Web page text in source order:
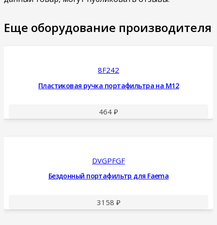
Еще оборудование производителя
8F242
Пластиковая ручка портафильтра на M12
464 ₽
DVGPFGF
Бездонный портафильтр для Faema
3158 ₽